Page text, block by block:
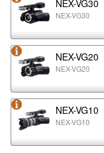
NEX-VG30
NEX-VG30
NEX-VG20
NEX-VG20
NEX-VG10
NEX-VG10